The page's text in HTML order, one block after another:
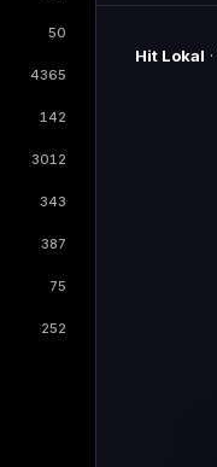
50
4365
142
3012
343
387
75
252
Hit Lokal ·